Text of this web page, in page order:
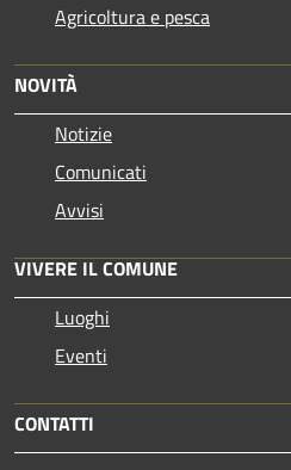
Agricoltura e pesca
NOVITÀ
Notizie
Comunicati
Avvisi
VIVERE IL COMUNE
Luoghi
Eventi
CONTATTI